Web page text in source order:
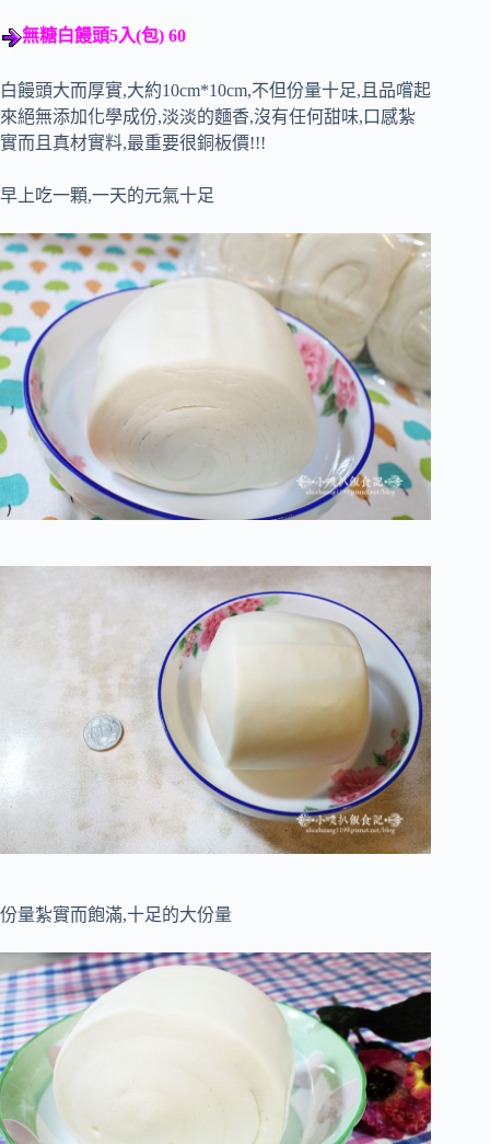
無糖白饅頭5入(包) 60
白饅頭大而厚實,大約10cm*10cm,不但份量十足,且品嚐起
來絕無添加化學成份,淡淡的麵香,沒有任何甜味,口感紮
實而且真材實料,最重要很銅板價!!!
早上吃一顆,一天的元氣十足
份量紮實而飽滿,十足的大份量